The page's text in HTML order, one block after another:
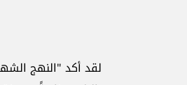
لقد أكد "النهج